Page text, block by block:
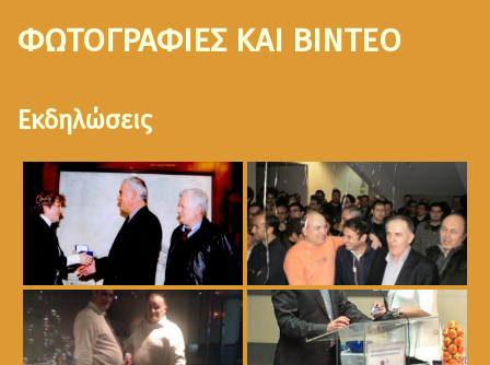
ΦΩΤΟΓΡΑΦΙΕΣ ΚΑΙ ΒΙΝΤΕΟ
Εκδηλώσεις